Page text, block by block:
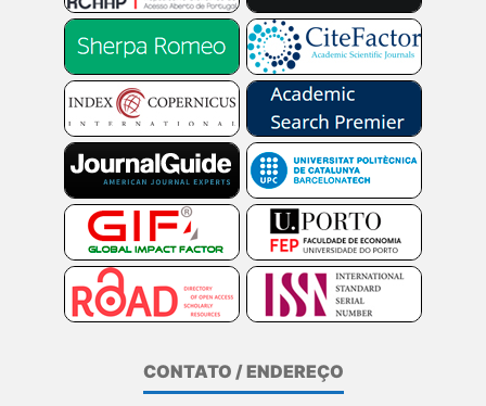
CONTATO / ENDEREÇO